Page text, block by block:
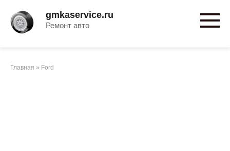
контенту
gmkaservice.ru
Ремонт авто
Главная » Ford